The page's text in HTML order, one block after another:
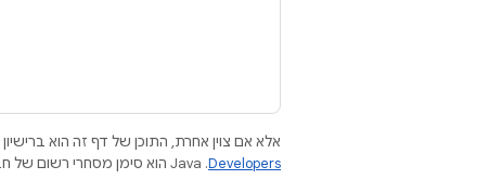
אלא אם צוין אחרת, התוכן של דף זה הוא ברישיון
Developers‏.‏ Java הוא סימן מסחרי רשום של חברת Oracle ו/או של השותפים העצמאיים שלה.